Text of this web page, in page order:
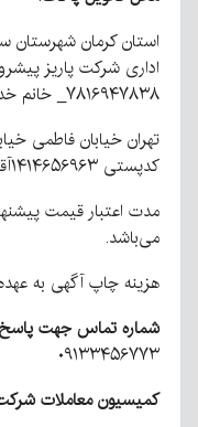
اداری شرکت پاریز
۷۸۱۶۹۴۷۸۳۸_ خانم خدایاری شماره تماس: ۰۹۱۶۵۳۵۴۳۲۵
کدپستی ۱۴۱۴۶۵۶۹۶۳آقای احمدی شماره تماس: ۰۹۱۲۲۴۶۷۰۱۳
مدت اعتبار قیمت
می‌باشد.
هزینه چاپ آگهی به
شماره تماس جهت پاسخ
۰۹۱۳۳۴۵۶۷۷۳
کمیسیون معاملات